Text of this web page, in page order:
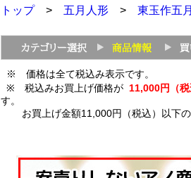
トップ> 五月人形> 東玉作五
※ 価格は全て税込み表示です。
※ 税込みお買上げ価格が 11,000円（
す。
お買上げ金額11,000円（税込）以下